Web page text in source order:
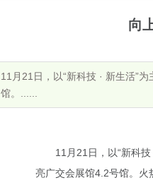
向
11月21日，以“新科技 · 新生活”
馆。......
11 月21日，以“新科
亮广交会展馆4.2号馆。火